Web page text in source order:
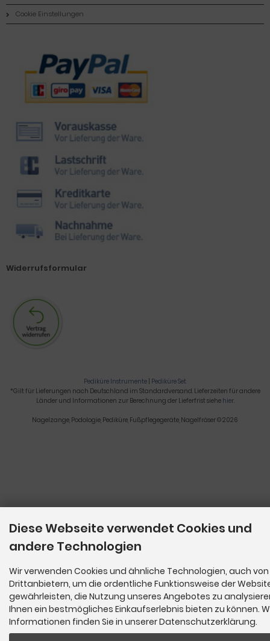
Cookie Einstellungen
Zahlungsmethoden
Widerrufsformular
Pediküre Instrumente | Pediküre Set
*Gilt für Lieferungen nach Deutschland im Standardversand. Lieferzeiten für andere
Länder und Informationen zur Berechnung der Lieferfrist siehe hier.
Nagelzange, Podologie, Pediküre, Fußpflegegeräte, Nagelfräser © 2026
Diese Webseite verwendet Cookies und
andere Technologien
Wir verwenden Cookies und ähnliche Technologien, auch von
Drittanbietern, um die ordentliche Funktionsweise der
gewährleisten, die Nutzung unseres Angebotes zu
Ihnen ein bestmögliches Einkaufserlebnis bieten zu können.
Informationen finden Sie in unserer Datenschutzerklärung.